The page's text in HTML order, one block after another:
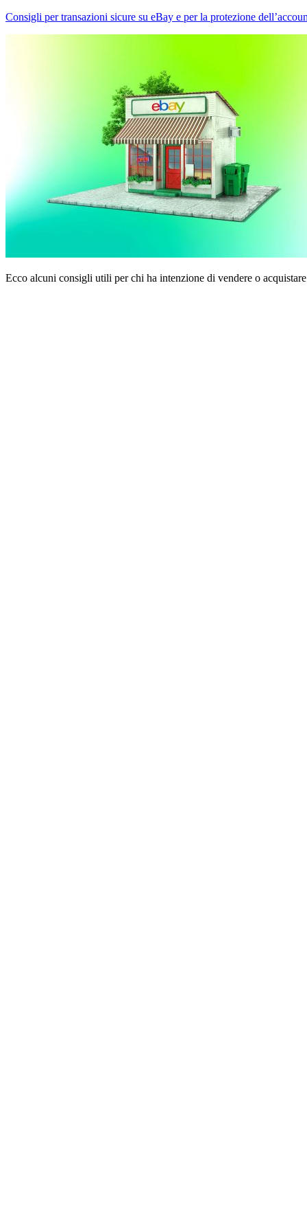
Consigli per transazioni sicure su eBay e per la protezione
Ecco alcuni consigli utili per chi ha intenzione di vendere o